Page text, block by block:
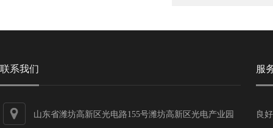
联系我们
山东省潍坊高新区光电路155号潍坊高新区光电产业园
服
良